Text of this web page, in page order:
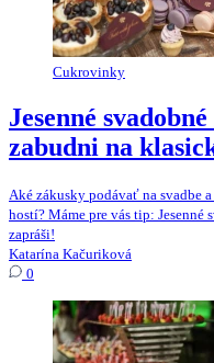
Cukrovinky
Jesenné
zabudni na
Aké zákusky podávať na svadbe
hostí? Máme pre vás tip: Jesenné
zapráši!
Katarína Kačuriková
0